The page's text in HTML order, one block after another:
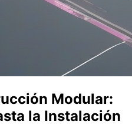
Modular:
la Instalación